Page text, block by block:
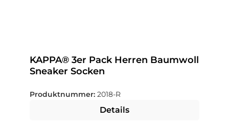
KAPPA® 3er Pack Herren Baumwoll
Sneaker Socken
Produktnummer: 2018-R
Details